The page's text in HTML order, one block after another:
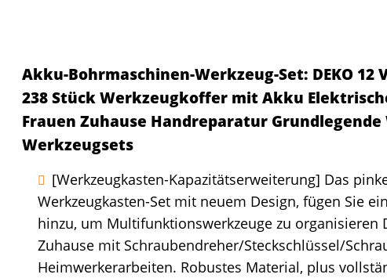
Akku-Bohrmaschinen-Werkzeug-Set: DEKO 12
238 Stück Werkzeugkoffer mit Akku
Frauen Zuhause Handreparatur
Werkzeugsets
[Werkzeugkasten-Kapazitätserweiterung] Das
Werkzeugkasten-Set mit neuem Design, fügen Sie
hinzu, um Multifunktionswerkzeuge zu organisieren
Zuhause mit Schraubendreher/Steckschlüssel/
Heimwerkerarbeiten. Robustes Material, plus